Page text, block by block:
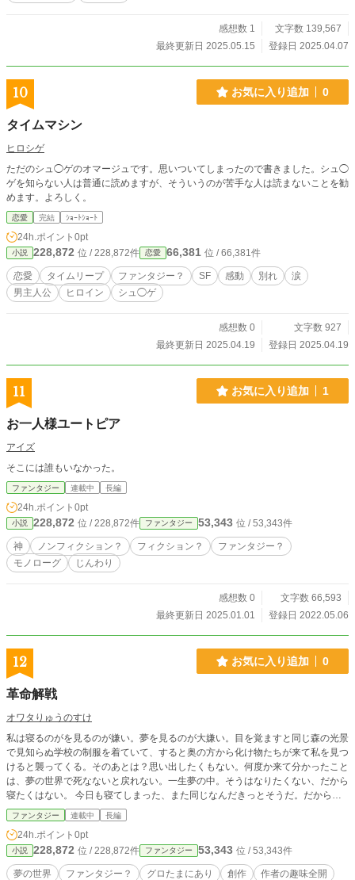
感想数 1
文字数 139,567
最終更新日 2025.05.15
登録日 2025.04.07
10 お気に入り追加 0
タイムマシン
ヒロシゲ
ただのシュ◯ゲのオマージュです。思いついてしまったので書きました。シュ◯
ゲを知らない人は普通に読めますが、そういうのが苦手な人は読まないことを勧
めます。よろしく。
恋愛 完結 ｼｮｰﾄｼｮｰﾄ
24h.ポイント 0pt
小説 228,872 位 / 228,872件 恋愛 66,381 位 / 66,381件
恋愛 タイムリープ ファンタジー？ SF 感動 別れ
涙
男主人公
ヒロイン シュ◯ゲ
感想数 0
文字数 927
最終更新日 2025.04.19
登録日 2025.04.19
11 お気に入り追加 1
お一人様ユートピア
アイズ
そこには誰もいなかった。
ファンタジー 連載中 長編
24h.ポイント 0pt
小説 228,872 位 / 228,872件 ファンタジー 53,343 位 / 53,343件
神 ノンフィクション？ フィクション？
ファンタジー？
モノローグ
じんわり
感想数 0
文字数 66,593
最終更新日 2025.01.01
登録日 2022.05.06
12 お気に入り追加 0
革命解戦
オワタりゅうのすけ
私は寝るのがを見るのが嫌い。夢を見るのが大嫌い。目を覚ますと同じ森の光景
で見知らぬ学校の制服を着ていて、すると奥の方から化け物たちが来て私を見つ
けると襲ってくる。そのあとは？思い出したくもない。何度か来て分かったこと
は、夢の世界で死なないと戻れない。一生夢の中。そうはなりたくない、だから
寝たくはない。 今日も寝てしまった、また同じなんだきっとそうだ。だから受
け入れようとした。化け物たちが私を殺してくれると信じて。目を閉じて耐えよ
うとした。でも聞こえたのは私自身の声ではなく、あの化け物たちの悲鳴だっ
た。恐る恐る目を開けると、目の前には同い年くらいの人間ではない少女と化け
物たちであったであろう残骸。これが初めての出会い。これをきっかけにが夢の
世界で出会った人たちの神でさえも救えなかった命を救う話。
ファンタジー 連載中 長編
24h.ポイント 0pt
小説 228,872 位 / 228,872件 ファンタジー 53,343 位 / 53,343件
夢の世界 ファンタジー？ グロたまにあり 創作
作者の趣味全開